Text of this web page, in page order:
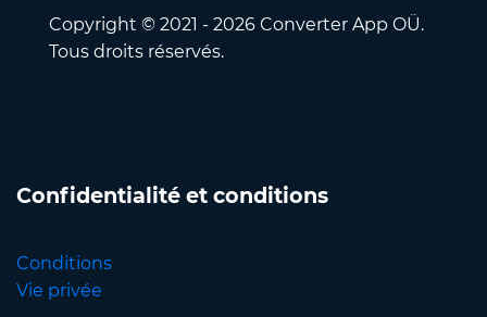
Copyright © 2021 - 2026 Converter App OÜ.
Tous droits réservés.
Confidentialité et conditions
Conditions
Vie privée